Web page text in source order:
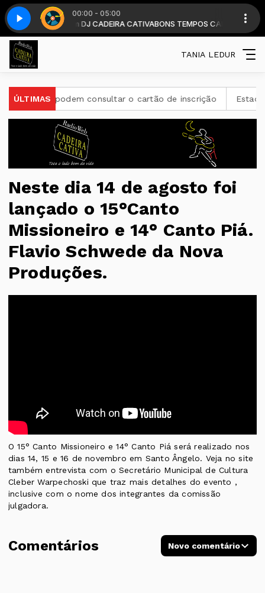
00:00 - 05:00
. com DJ CADEIRA CATIVABONS TEMPOS CADEIRA diariamente a
Top classic - Parte 8
TANIA LEDUR
ÚLTIMASconsultar o cartão de inscrição Estado de São
Neste dia 14 de agosto foi
lançado o 15°Canto
Missioneiro e 14° Canto Piá.
Flavio Schwede da Nova
Produções.
O 15° Canto Missioneiro e 14° Canto Piá será realizado nos
dias 14, 15 e 16 de novembro em Santo Ângelo. Veja no site
também entrevista com o Secretário Municipal de Cultura
Cleber Warpechoski que traz mais detalhes do evento ,
inclusive com o nome dos integrantes da comissão
julgadora.
Comentários Novo comentário